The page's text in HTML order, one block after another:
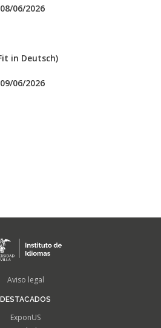
06/2026
in Deutsch)
06/2026
Aviso legal
DESTACADOS
ExponUS